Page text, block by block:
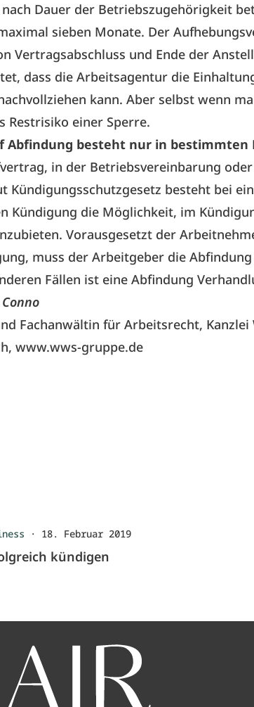
nach Dauer der Betriebszugehörigkeit
sieben Monate. Der
Vertragsabschluss und Ende der
dass die Arbeitsagentur die
kann. Aber selbst wenn
Restrisiko einer Sperre.
Abfindung besteht nur in bestimmten
in der Betriebsvereinbarung
Kündigungsschutzgesetz besteht bei
Kündigung die Möglichkeit, im
Vorausgesetzt der
muss der Arbeitgeber die
Fällen ist eine Abfindung
Fachanwältin für Arbeitsrecht, Kanzlei
www.wws-gruppe.de
· 18. Februar 2019
kündigen